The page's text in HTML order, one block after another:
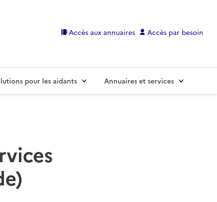
Accès aux annuaires Accès par besoin
pour les aidants Annuaires et services